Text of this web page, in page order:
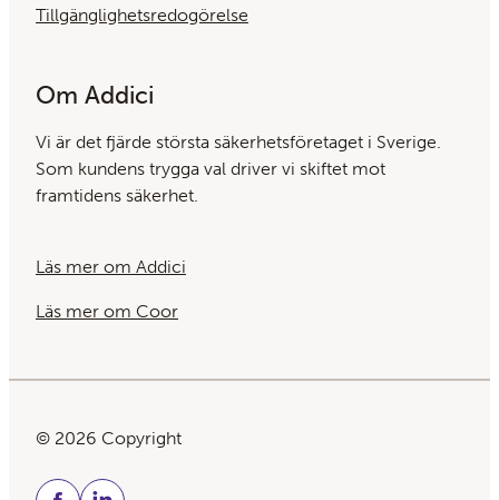
Tillgänglighetsredogörelse
Om Addici
Vi är det fjärde största säkerhets­företaget i Sverige.
Som kundens trygga val driver vi skiftet mot
framtidens säkerhet.
Läs mer om Addici
Läs mer om Coor
© 2026 Copyright